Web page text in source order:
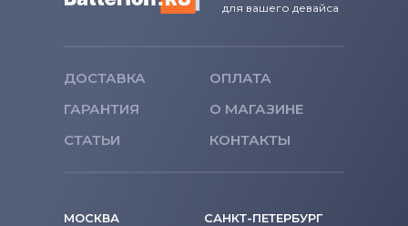
Toshiba
Блоки питания для мониторовAcer
Блоки питания для мониторов
для вашего девайса
ДОСТАВКА
ОПЛАТА
ГАРАНТИЯ
О МАГАЗИНЕ
СТАТЬИ
КОНТАКТЫ
МОСКВА САНКТ-ПЕТЕРБУРГ